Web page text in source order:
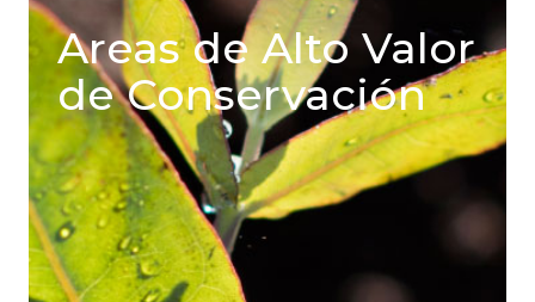
Areas de Alto Valor
de Conservación